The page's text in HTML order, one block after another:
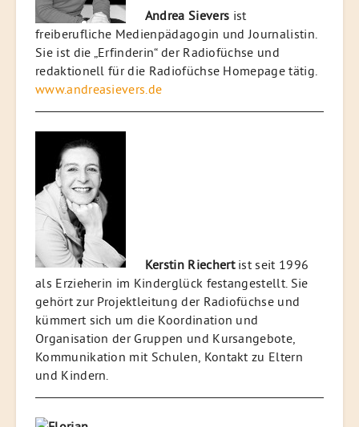
Andrea Sievers ist
freiberufliche Medienpädagogin und Journalistin.
Sie ist die „Erfinderin“ der Radiofüchse und
redaktionell für die Radiofüchse Homepage tätig.
www.andreasievers.de
Kerstin Riechertist seit 1996
als Erzieherin im Kinderglück festangestellt. Sie
gehört zur Projektleitung der Radiofüchse und
kümmert sich um die Koordination und
Organisation der Gruppen und Kursangebote,
Kommunikation mit Schulen, Kontakt zu Eltern
und Kindern.